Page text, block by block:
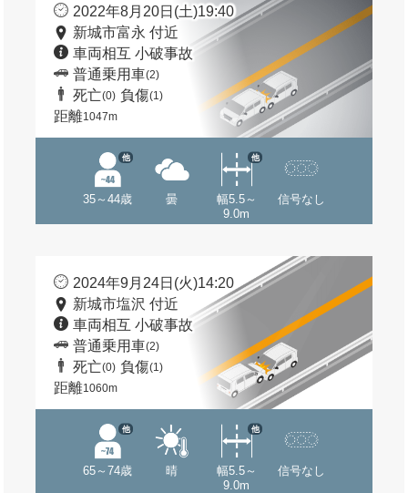
2022年8月20日(土)19:40
新城市富永 付近
車両相互 小破事故
普通乗用車(2)
死亡(0) 負傷(1)
距離1047m
35～44歳
他
曇
幅5.5～
9.0m
他
信号なし
2024年9月24日(火)14:20
新城市塩沢 付近
車両相互 小破事故
普通乗用車(2)
死亡(0) 負傷(1)
距離1060m
65～74歳
他
晴
幅5.5～
9.0m
他
信号なし